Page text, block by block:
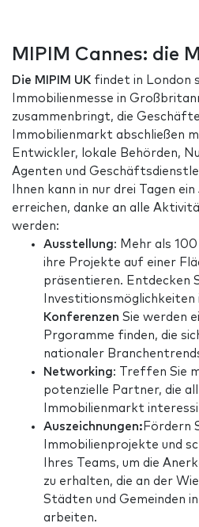
MIPIM Cannes: die
Die MIPIM UK findet in London
Immobilienmesse in
zusammenbringt, die
Immobilienmarkt abschließen
Entwickler, lokale Behörden,
Agenten und
Ihnen kann in nur drei Tagen
erreichen, danke an alle
werden:
Ausstellung: Mehr als
ihre Projekte auf einer
präsentieren. Entdecken
Konferenzen Sie werden
Prgoramme finden, die
nationaler
Networking: Treffen Sie
potenzielle Partner, die
Immobilienmarkt
Auszeichnungen: Fördern
Immobilienprojekte und
Ihres Teams, um die
zu erhalten, die an der
Städten und Gemeinden
arbeiten.